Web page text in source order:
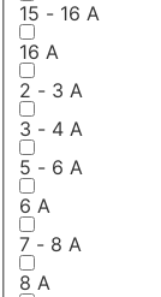
15 - 16 A
16 A
2 - 3 A
3 - 4 A
5 - 6 A
6 A
7 - 8 A
8 A